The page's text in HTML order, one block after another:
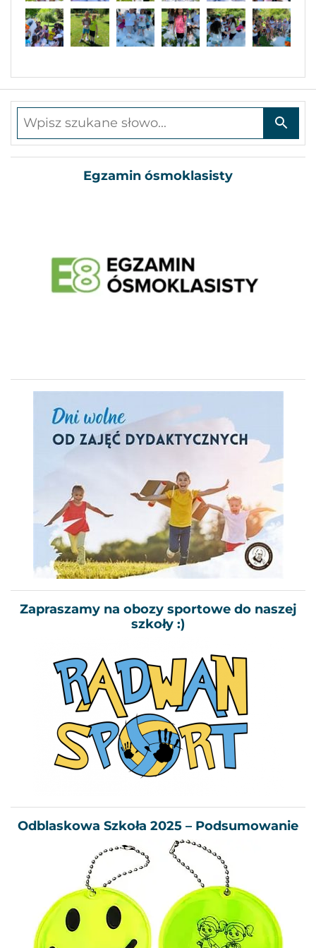
Wpisz szukane słowo
Egzamin ósmoklasisty
Zapraszamy na obozy sportowe do naszej
szkoły :)
Odblaskowa Szkoła 2025 – Podsumowanie